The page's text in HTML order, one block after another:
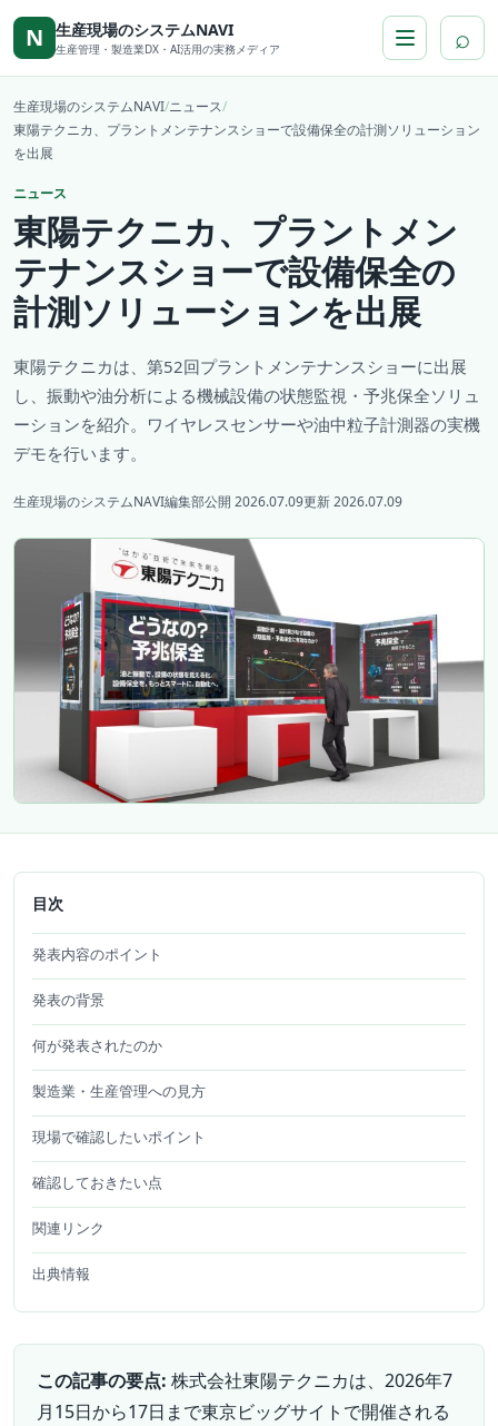
本文へ移動
N 生産現場のシステムNAVI
生産管理・製造業DX・AI活用の実務メディア ⌕
生産現場のシステムNAVI/ニュース/
東陽テクニカ、プラントメンテナンスショーで設備保全の計測ソリューション
を出展
ニュース
東陽テクニカ、プラントメン
テナンスショーで設備保全の
計測ソリューションを出展
東陽テクニカは、第52回プラントメンテナンスショーに出展
し、振動や油分析による機械設備の状態監視・予兆保全ソリュ
ーションを紹介。ワイヤレスセンサーや油中粒子計測器の実機
デモを行います。
生産現場のシステムNAVI編集部公開 2026.07.09更新 2026.07.09
目次
発表内容のポイント
発表の背景
何が発表されたのか
製造業・生産管理への見方
現場で確認したいポイント
確認しておきたい点
関連リンク
出典情報
この記事の要点: 株式会社東陽テクニカは、2026年7
月15日から17日まで東京ビッグサイトで開催される